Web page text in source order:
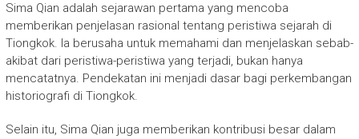
Sima Qian adalah sejarawan pertama yang mencoba
memberikan penjelasan rasional tentang peristiwa sejarah di
Tiongkok. Ia berusaha untuk memahami dan menjelaskan sebab-
akibat dari peristiwa-peristiwa yang terjadi, bukan hanya
mencatatnya. Pendekatan ini menjadi dasar bagi perkembangan
historiografi di Tiongkok.
Selain itu, Sima Qian juga memberikan kontribusi besar dalam